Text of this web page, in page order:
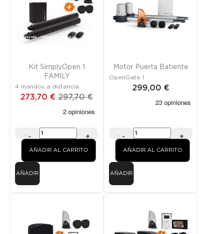
¡SOLO EN LÍNEA!
Promoción
Kit SimplyOpen 1
FAMILY
4 mandos a distancia
273,70 € 297,70 €
- +
AÑADIR AL CARRITO
AÑADIR
Motor Puerta Batiente
OpenGate 1
299,00 €
- +
AÑADIR AL CARRITO
AÑADIR